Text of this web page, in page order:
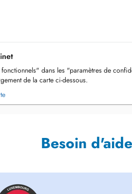
dans les "paramètres de
de la carte ci-dessous.
Besoin